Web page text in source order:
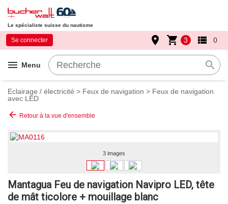
Le spécialiste suisse du nautisme
menu Menu search
Se connecter place shopping_cart 3 view_list 0
Eclairage / électricité > Feux de navigation > Feux de navigation
avec LED
arrow_back Retour à la vue d'ensemble
3 images
Mantagua Feu de navigation Navipro LED, tête
de mât ticolore + mouillage blanc